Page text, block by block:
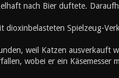
nach Bier duftete.
Spielzeug-
weil Katzen ausverkauft
wobei er ein Käsemesser